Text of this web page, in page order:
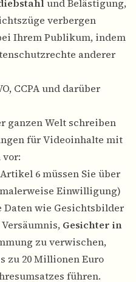
und Belästigung,
verbergen
Ihrem Publikum, indem
anderer
CCPA und darüber
ganzen Welt schreiben
für Videoinhalte mit
6 müssen Sie über
Einwilligung)
wie Gesichtsbilder
Gesichter in
zu verwischen,
zu 20 Millionen Euro
führen.